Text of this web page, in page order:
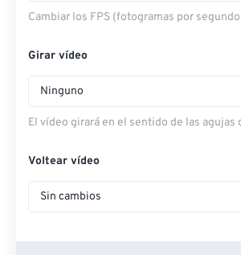
Cambiar los FPS (fotogramas por
Girar vídeo
Ninguno
El vídeo girará en el sentido de las agujas
Voltear vídeo
Sin cambios